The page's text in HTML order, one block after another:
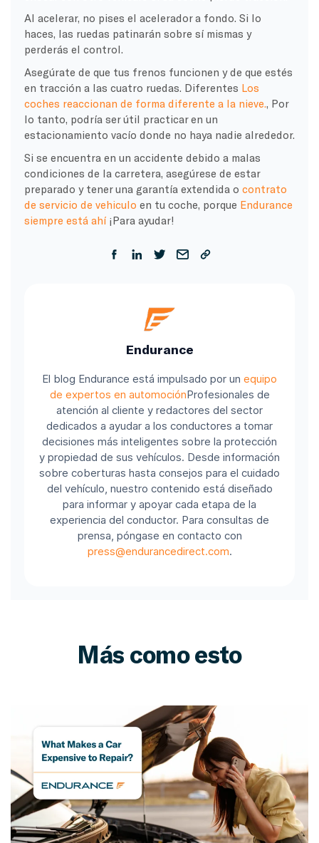
Al acelerar, no pises el acelerador a fondo. Si lo
haces, las ruedas patinarán sobre sí mismas y
perderás el control.
Asegúrate de que tus frenos funcionen y de que estés
en tracción a las cuatro ruedas. Diferentes Los
coches reaccionan de forma diferente a la nieve.
, Por
lo tanto, podría ser útil practicar en un
estacionamiento vacío donde no haya nadie alrededor.
Si se encuentra en un accidente debido a malas
condiciones de la carretera, asegúrese de estar
preparado y tener una garantía extendida o contrato
de servicio de vehiculo en tu coche, porque Endurance
siempre está ahí¡Para ayudar!
Endurance
El blog Endurance está impulsado por un equipo
de expertos en automociónProfesionales de
atención al cliente y redactores del sector
dedicados a ayudar a los conductores a tomar
decisiones más inteligentes sobre la protección
y propiedad de sus vehículos. Desde información
sobre coberturas hasta consejos para el cuidado
del vehículo, nuestro contenido está diseñado
para informar y apoyar cada etapa de la
experiencia del conductor. Para consultas de
prensa, póngase en contacto con
press@endurancedirect.com.
Más como esto